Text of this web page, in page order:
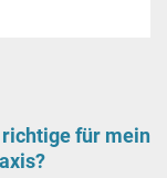
für mein